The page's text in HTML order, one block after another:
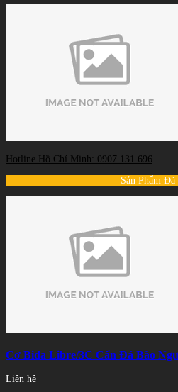
Hotline Hồ Chí Minh: 0907.131.696
Sản Phẩm Đã
Cơ Bida Libre/3C Cẩn Đá Bào
Liên hệ